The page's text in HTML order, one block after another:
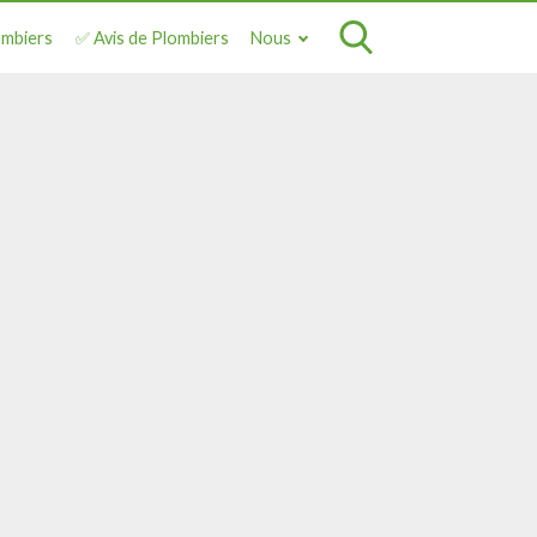
✅ Avis de Plombiers Nous